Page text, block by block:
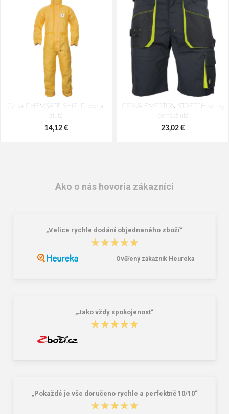
Cerva CHEMSAFE SHIELD overal
žlutá
14,12 €
CERVA EMERTON STRETCH šortky
černá/žlutá
23,02 €
Ako o nás hovoria zákazníci
„Velice rychle dodání objednaného zboží“
★★★★★
★★★★★
Ověřený zákazník Heureka
„Jako vždy spokojenost“
★★★★★
★★★★★
„Pokaždé je vše doručeno rychle a perfektně 10/10“
★★★★★
★★★★★